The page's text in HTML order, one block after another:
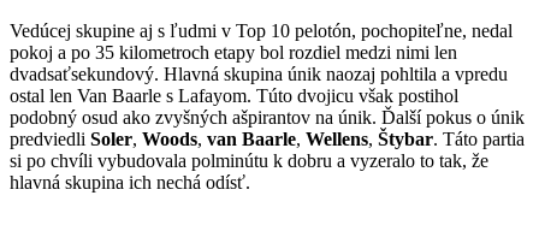
Vedúcej skupine aj s ľudmi v Top 10 pelotón, pochopiteľne, nedal
pokoj a po 35 kilometroch etapy bol rozdiel medzi nimi len
dvadsaťsekundový. Hlavná skupina únik naozaj pohltila a vpredu
ostal len Van Baarle s Lafayom. Túto dvojicu však postihol
podobný osud ako zvyšných ašpirantov na únik. Ďalší pokus o únik
predviedli Soler, Woods, van Baarle, Wellens, Štybar. Táto partia
si po chvíli vybudovala polminútu k dobru a vyzeralo to tak, že
hlavná skupina ich nechá odísť.